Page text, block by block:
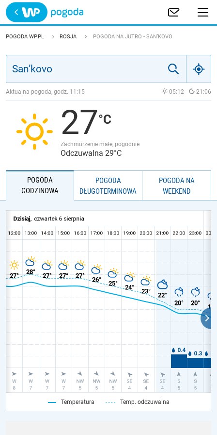
Trwa ładowanie
POLSKA
JAKOŚĆ POWIETRZA
POGODA WP.PL ROSJA POGODA NA JUTRO - SAN’KOVO
Aktualna pogoda, godz. 11:15 05:12 21:06
27
Zachmurzenie małe, pogodnie
Odczuwalna 29°C
POGODA
GODZINOWA
POGODA
DŁUGOTERMINOWA
POGODA NA
WEEKEND
Temperatura Temp. odczuwalna